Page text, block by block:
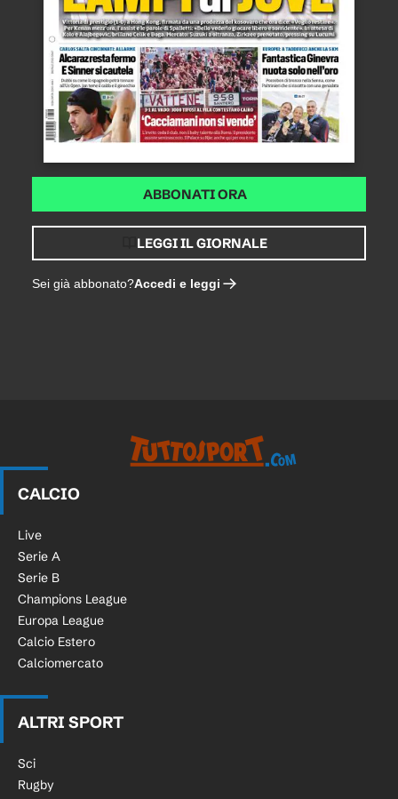
ABBONATI ORA
LEGGI IL GIORNALE
Sei già abbonato?Accedi e leggi
CALCIO
Live
Serie A
Serie B
Champions League
Europa League
Calcio Estero
Calciomercato
ALTRI SPORT
Sci
Rugby